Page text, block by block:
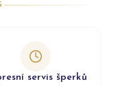
servis šperků